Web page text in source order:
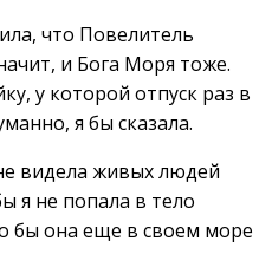
что Повелитель
и Бога Моря тоже.
у которой отпуск раз в
я бы сказала.
видела живых людей
я не попала в тело
бы она еще в своем море